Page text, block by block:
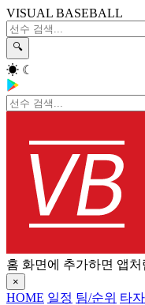
VISUAL BASEBALL
🔍
☀ ☾
홈 화면에 추가하면 앱처
×
HOME 일정 팀/순위 타자